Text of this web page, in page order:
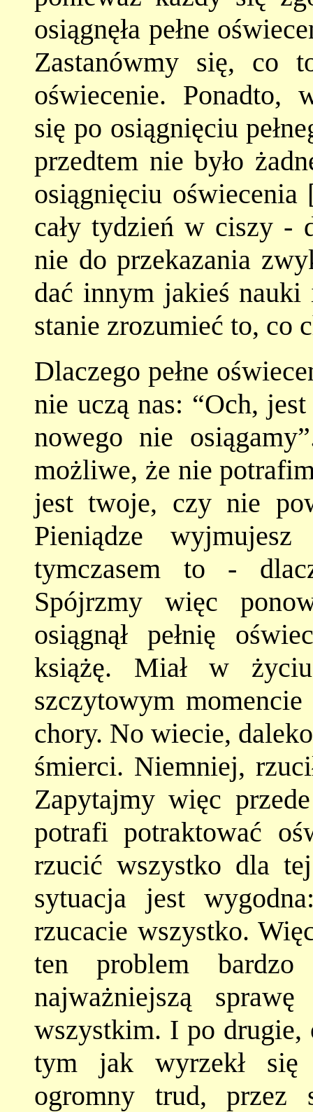
osiągnęła pełne
Zastanówmy się, co
oświecenie. Ponadto,
się po osiągnięciu
przedtem nie było
osiągnięciu oświecenia
cały tydzień w ciszy -
nie do przekazania
dać innym jakieś
stanie zrozumieć to, co
Dlaczego pełne
nie uczą nas: “Och,
nowego nie
możliwe, że nie
jest twoje, czy nie
Pieniądze
tymczasem to -
Spójrzmy więc
osiągnął pełnię
książę. Miał w
szczytowym
chory. No wiecie,
śmierci. Niemniej,
Zapytajmy więc
potrafi potraktować
rzucić wszystko dla
sytuacja jest
rzucacie wszystko.
ten problem
najważniejszą
wszystkim. I po drugie,
tym jak wyrzekł się
ogromny trud, przez